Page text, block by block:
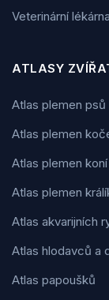
Veterinární lékárna
ATLASY
Atlas plemen psů
Atlas plemen
Atlas plemen koní
Atlas plemen
Atlas akvarijních
Atlas hlodavců a
Atlas papoušků